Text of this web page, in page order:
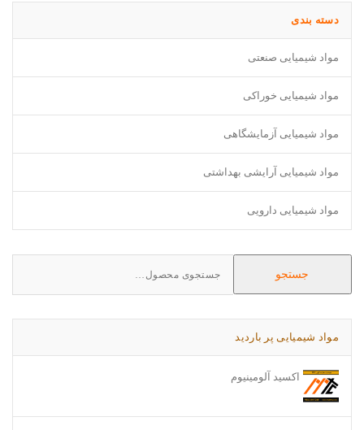
دسته بندی
مواد شیمیایی صنعتی
مواد شیمیایی خوراکی
مواد شیمیایی آزمایشگاهی
مواد شیمیایی آرایشی بهداشتی
مواد شیمیایی دارویی
جستجو
مواد شیمیایی پر باردید
اکسید آلومینیوم